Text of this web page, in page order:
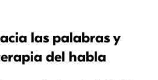
las palabras y
del habla